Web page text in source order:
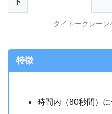
タイトークレーン
特徴
時間内（80秒間）